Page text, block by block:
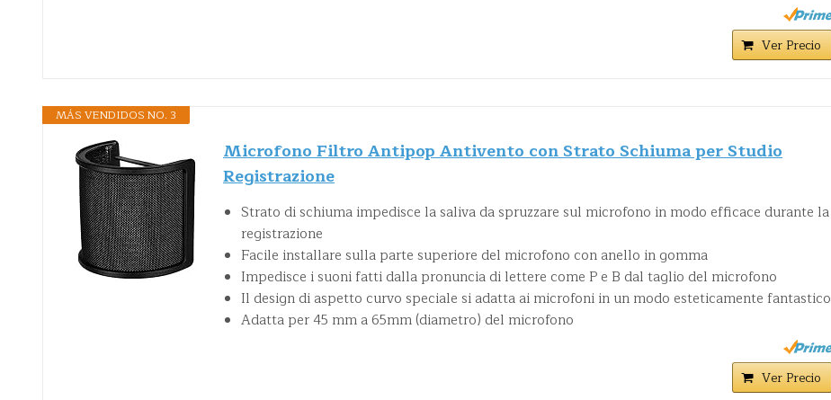
Ver Precio
MÁS VENDIDOS NO. 3
Microfono Filtro Antipop Antivento con Strato Schiuma per Studio
Registrazione
Strato di schiuma impedisce la saliva da spruzzare sul microfono in modo efficace durante la
registrazione
Facile installare sulla parte superiore del microfono con anello in gomma
Impedisce i suoni fatti dalla pronuncia di lettere come P e B dal taglio del microfono
Il design di aspetto curvo speciale si adatta ai microfoni in un modo esteticamente fantastico
Adatta per 45 mm a 65mm (diametro) del microfono
Ver Precio